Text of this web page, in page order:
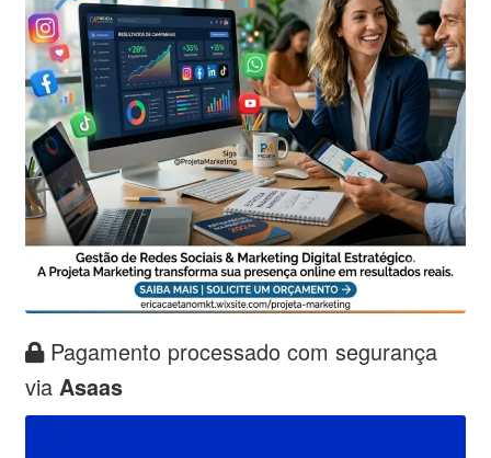
Pagamento processado com segurança
via Asaas